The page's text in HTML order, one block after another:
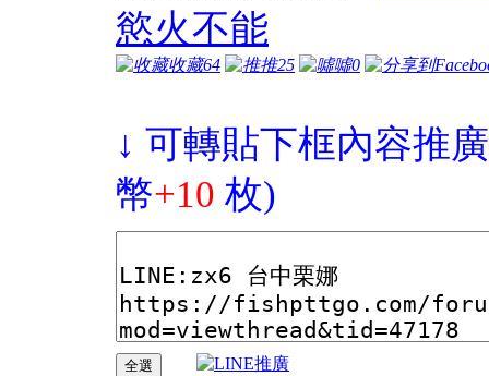
慾火不能
收藏64 推25 噓0
↓ 可轉貼下框內容推
幣+10 枚)